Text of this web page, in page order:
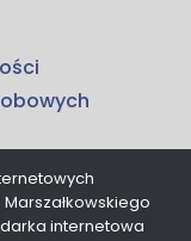
internetowa